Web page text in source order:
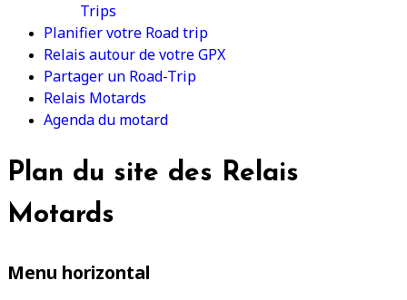
Trips
Planifier votre Road trip
Relais autour de votre GPX
Partager un Road-Trip
Relais Motards
Agenda du motard
Plan du site des Relais
Motards
Menu horizontal